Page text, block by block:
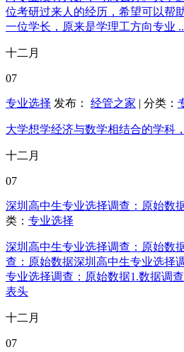
位考研过来人的经历，希望可以帮
一位学长，原来是学理工方向专业
十二月
07
专业选择 发布： 经管之家 | 分类：
大学想学经济与数学相结合的学科
十二月
07
深圳高中生专业选择调查：原始数
类： 专业选择
深圳高中生专业选择调查：原始数
查：原始数据深圳高中生专业选择
专业选择调查：原始数据1.数据调
表头
十二月
07